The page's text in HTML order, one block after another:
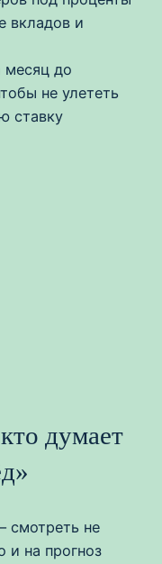
вкладов и
месяц до
не улететь
ставку
думает
смотреть не
и на прогноз